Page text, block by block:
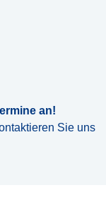
an!
Sie uns